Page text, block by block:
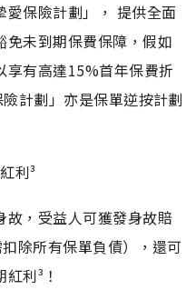
保險計劃」， 提供全面
免未到期保費保障，假如
享有高達15%首年保費折
計劃」亦是保單逆按計劃
利³
故，受益人可獲發身故賠
除所有保單負債），還可
利³！